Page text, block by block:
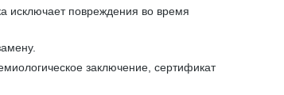
исключает повреждения во время
заключение, сертификат